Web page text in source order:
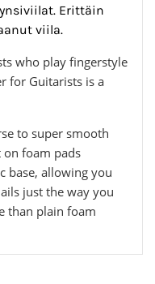
Erittäin
viila.
who play fingerstyle
for Guitarists is a
to super smooth
on foam pads
base, allowing you
just the way you
than plain foam